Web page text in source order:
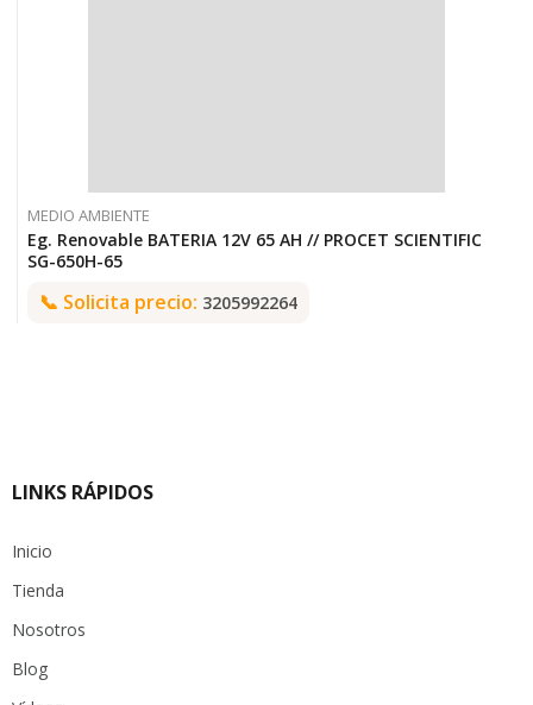
MEDIO AMBIENTE
Eg. Renovable BATERIA 12V 65 AH // PROCET SCIENTIFIC
SG-650H-65
📞 Solicita precio: 3205992264
LINKS RÁPIDOS
Inicio
Tienda
Nosotros
Blog